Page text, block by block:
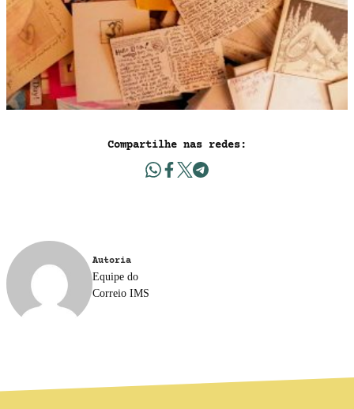
Compartilhe nas redes:
Autoria
Equipe do
Correio IMS